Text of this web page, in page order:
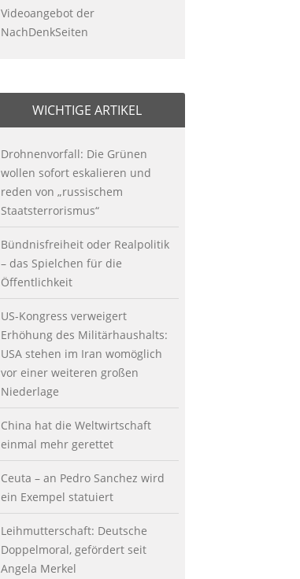
Videoangebot der
NachDenkSeiten
WICHTIGE ARTIKEL
Drohnenvorfall: Die Grünen
wollen sofort eskalieren und
reden von „russischem
Staatsterrorismus“
Bündnisfreiheit oder Realpolitik
– das Spielchen für die
Öffentlichkeit
US-Kongress verweigert
Erhöhung des Militärhaushalts:
USA stehen im Iran womöglich
vor einer weiteren großen
Niederlage
China hat die Weltwirtschaft
einmal mehr gerettet
Ceuta – an Pedro Sanchez wird
ein Exempel statuiert
Leihmutterschaft: Deutsche
Doppelmoral, gefördert seit
Angela Merkel